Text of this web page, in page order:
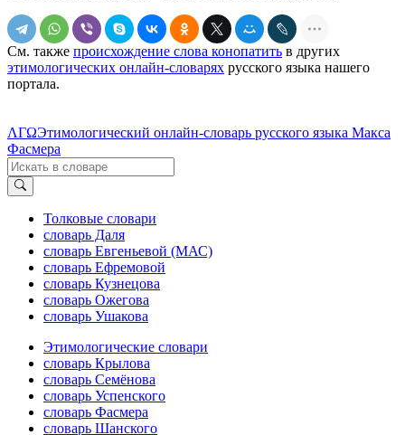
См. также происхождение слова конопатить в других
этимологических онлайн-словарях русского языка нашего
портала.
ΛΓΩЭтимологический онлайн-словарь русского языка Макса
Фасмера
Толковые словари
словарь Даля
словарь Евгеньевой (МАС)
словарь Ефремовой
словарь Кузнецова
словарь Ожегова
словарь Ушакова
Этимологические словари
словарь Крылова
словарь Семёнова
словарь Успенского
словарь Фасмера
словарь Шанского